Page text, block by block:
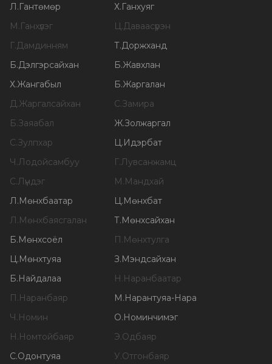
Л . Гантөмөр Х. Ганхуяг
М . Ганхүлэг Ц.Даваасүрэн
Г.Дамдинням Т.Доржханд
Б.Дэлгэрсайхан Б.Жавхлан
Х.Жангабыл Б.Жаргалан
Д.Жаргалсайхан С.Замира
Б.Заяабал Ж.Золжаргал
С.Зулпхар Ц. Идэрбат
Ч .Лодойсамбуу Г.Лувсанжамц
С.Лүндэг М . Мандхай
Л . Мөнхбаатар Ц. Мөнхбат
Л . Мөнхбаясгалан Т. Мөнхсайхан
Б. Мөнхсоёл П . Мөнхтулга
Ц. Мөнхтуяа З. Мэндсайхан
Б. Найдалаа Н . Наранбаатар
П . Наранбаяр М . Нарантуяа-Нара
Ч . Номин О. Номинчимэг
Н . Номтойбаяр Э.Одбаяр
С.Одонтуяа У.Отгонбаяр